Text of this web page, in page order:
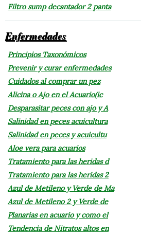
Filtro sump decantador 2 panta
Enfermedades
Principios Taxonómicos
Prevenir y curar enfermedades
Cuidados al comprar un pez
Alicina o Ajo en el Acuario(ic
Desparasitar peces con ajo y A
Salinidad en peces acuicultura
Salinidad en peces y acuicultu
Aloe vera para acuarios
Tratamiento para las heridas d
Tratamiento para las heridas 2
Azul de Metileno y Verde de Ma
Azul de Metileno 2 y Verde de
Planarias en acuario y como el
Tendencia de Nitratos altos en